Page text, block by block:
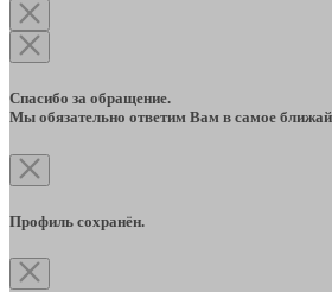
Спасибо за обращение.
Мы обязательно ответим Вам в самое
Профиль сохранён.